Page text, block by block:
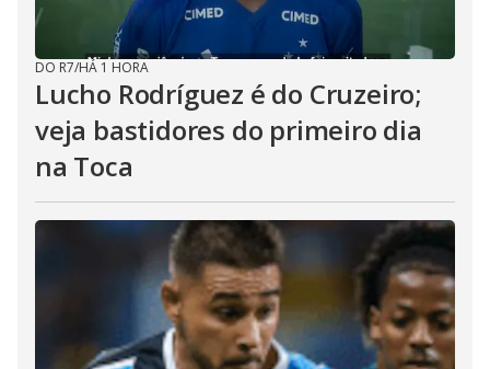
DO R7/HÁ 1 HORA
Lucho Rodríguez é do Cruzeiro;
veja bastidores do primeiro dia
na Toca